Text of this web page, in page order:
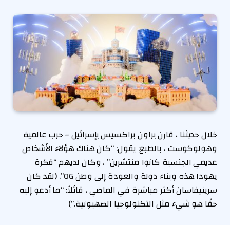
خلال حديثنا ، قارن براون براكسيس بإسرائيل – حرب عالمية
وهولوكوست ، بالطبع. يقول: “كان هناك هؤلاء الأشخاص
عديمي الجنسية كانوا منتشرين” ، وكان لديهم “فكرة
يهودا هذه وبناء دولة والعودة إلى وطن OG”. (لقد كان
سرينيفاسان أكثر مباشرة في الماضي ، قائلاً: “ما أدعو إليه
حقًا هو شيء مثل التكنولوجيا الصهيونية.”)